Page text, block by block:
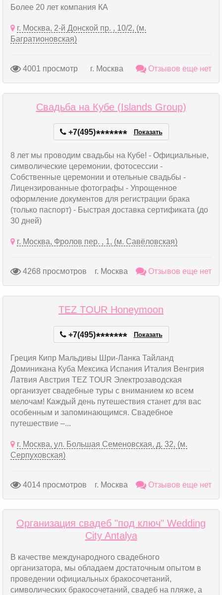
Более 20 лет компания КА
г. Москва, 2-й Донской пр. , 10/2, (м.
Багратионовская)
4001 просмотр г. Москва Отзывов еще нет
Свадьба на Кубе (Islands Group)
+7(495)******* Показать
8 лет мы проводим свадьбы на Кубе! - Официальные,
символические церемонии, фотосессии -
Собственные церемонии и отельные свадьбы -
Лицензированные фотографы - Упрощенное
оформление документов для регистрации брака
(только паспорт) - Быстрая доставка сертификата (до
30 дней)
г. Москва, Фролов пер. , 1, (м. Савёловская)
4268 просмотров г. Москва Отзывов еще нет
TEZ TOUR Honeymoon
+7(495)******* Показать
Греция Кипр Мальдивы Шри-Ланка Тайланд
Доминикана Куба Мексика Испания Италия Венгрия
Латвия Австрия TEZ TOUR Электрозаводская
организует свадебные туры с вниманием ко всем
мелочам! Каждый день путешествия станет для вас
особенным и запоминающимся. Свадебное
путешествие –...
г. Москва, ул. Большая Семеновская, д. 32, (м.
Серпуховская)
4014 просмотров г. Москва Отзывов еще нет
Организация свадеб "под ключ" Wedding
City Antalya
В качестве международного свадебного
организатора, мы обладаем достаточным опытом в
проведении официальных бракосочетаний,
символических бракосочетаний, свадеб на пляже, а